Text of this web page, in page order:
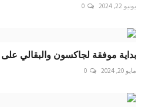
يونيو 22, 2024 0
بداية موفقة لجاكسون والبقالي
مايو 20, 2024 0